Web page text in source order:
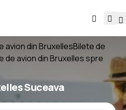
avion din BruxellesBilete de
de avion din Bruxelles spre
Suceava